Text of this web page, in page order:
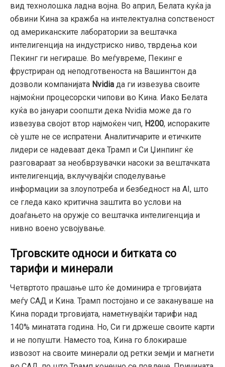
вид технолошка ладна војна. Во април, Белата куќа ја
обвини Кина за кражба на интелектуална сопственост
од американските лаборатории за вештачка
интелигенција на индустриско ниво, тврдења кои
Пекинг ги негираше. Во меѓувреме, Пекинг е
фрустриран од неподготвеноста на Вашингтон да
дозволи компанијата Nvidia да ги извезува своите
најмоќни процесорски чипови во Кина. Иако Белата
куќа во јануари соопшти дека Nvidia може да го
извезува својот втор најмоќен чип, H200, испораките
сè уште не се испратени. Аналитичарите и етичките
лидери се надеваат дека Трамп и Си Џинпинг ќе
разговараат за необврзувачки насоки за вештачката
интелигенција, вклучувајќи споделување
информации за злоупотреба и безбедност на AI, што
се гледа како критична заштита во услови на
доаѓањето на оружје со вештачка интелигенција и
нивно воено усвојување.
Трговските односи и битката со
тарифи и минерали
Четвртото прашање што ќе доминира е трговијата
меѓу САД и Кина. Трамп постојано и се закануваше на
Кина поради трговијата, наметнувајќи тарифи над
140% минатата година. Но, Си ги држеше своите карти
и не попушти. Наместо тоа, Кина го блокираше
извозот на своите минерали од ретки земји и магнети